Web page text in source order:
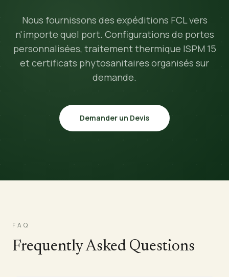
Nous fournissons des expéditions FCL vers
n'importe quel port. Configurations de portes
personnalisées, traitement thermique ISPM 15
et certificats phytosanitaires organisés sur
demande.
Demander un Devis
FAQ
Frequently Asked Questions